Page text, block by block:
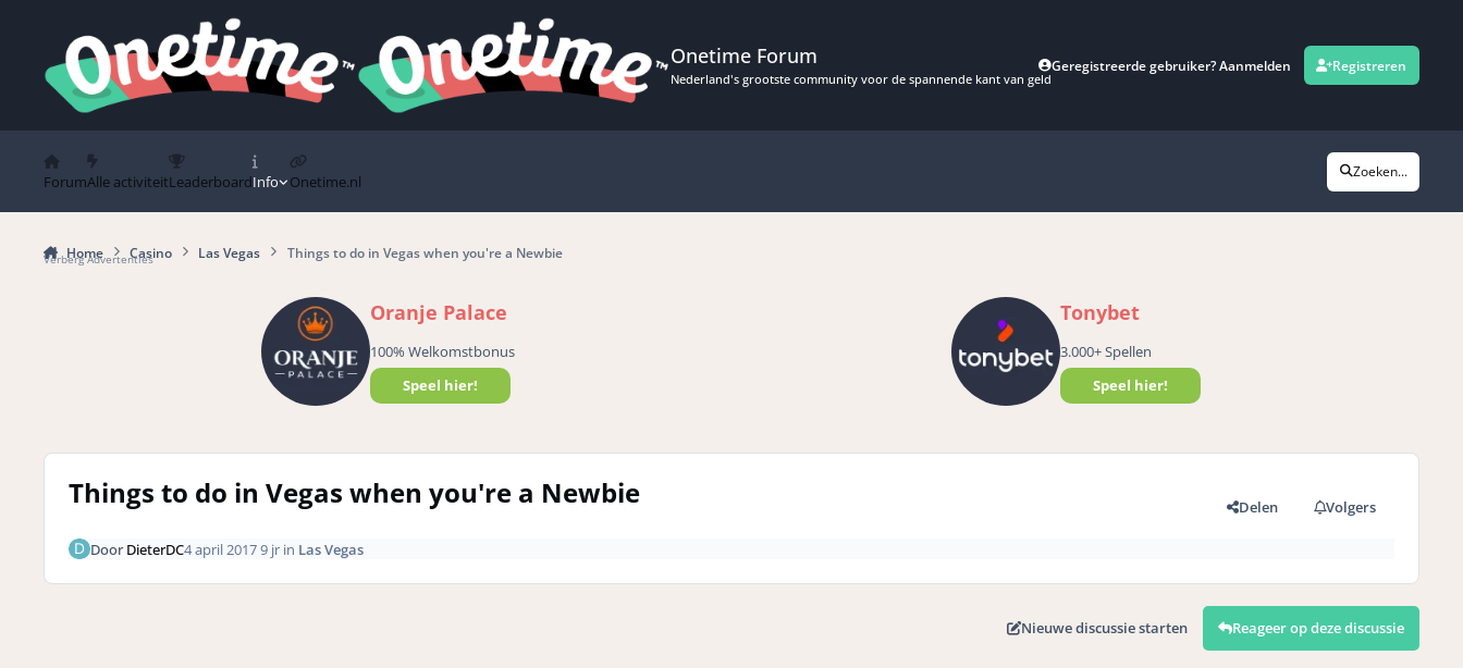
Onetime Forum
Nederland's grootste community voor de spannende kant van geld
Geregistreerde gebruiker? Aanmelden Registreren
ForumAlle activiteitLeaderboardInfo Onetime.nl
Zoeken...
Home Casino Las Vegas Things to do in Vegas when you're a Newbie
Verberg Advertenties
Oranje Palace
100% Welkomstbonus
Speel hier!
Tonybet
3.000+ Spellen
Speel hier!
Things to do in Vegas when you're a Newbie Delen Volgers
DoorDieterDC4 april 20179 jrin Las Vegas
Nieuwe discussie starten Reageer op deze discussie